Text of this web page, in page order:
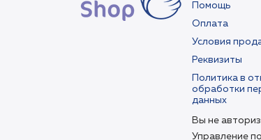
Помощь
Оплата
Условия
Реквизиты
Политика в
обработки
данных
Вы не
Управление